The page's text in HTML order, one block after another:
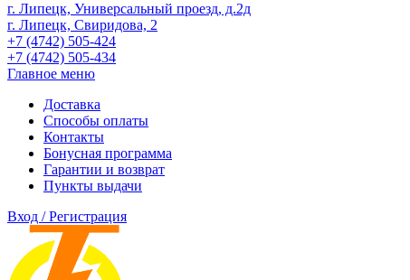
г. Липецк, Универсальный проезд, д.2д
г. Липецк, Свиридова, 2
+7 (4742) 505-424
+7 (4742) 505-434
Главное меню
Доставка
Способы оплаты
Контакты
Бонусная программа
Гарантии и возврат
Пункты выдачи
Вход / Регистрация